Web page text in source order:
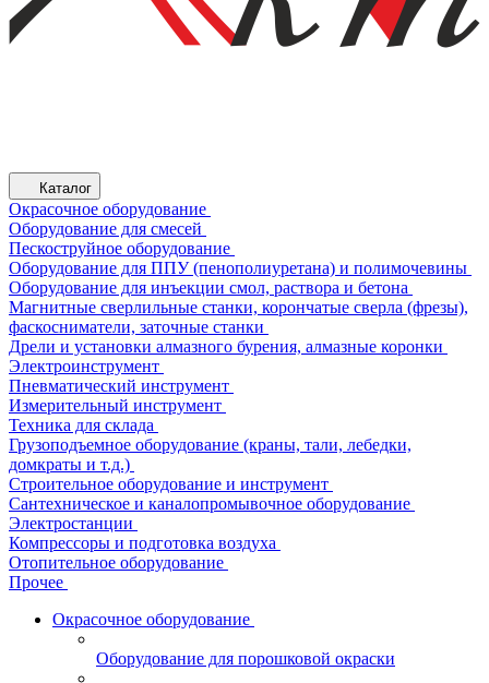
Каталог
Окрасочное оборудование
Оборудование для смесей
Пескоструйное оборудование
Оборудование для ППУ (пенополиуретана) и полимочевины
Оборудование для инъекции смол, раствора и бетона
Магнитные сверлильные станки, корончатые сверла (фрезы),
фаскосниматели, заточные станки
Дрели и установки алмазного бурения, алмазные коронки
Электроинструмент
Пневматический инструмент
Измерительный инструмент
Техника для склада
Грузоподъемное оборудование (краны, тали, лебедки,
домкраты и т.д.)
Строительное оборудование и инструмент
Сантехническое и каналопромывочное оборудование
Электростанции
Компрессоры и подготовка воздуха
Отопительное оборудование
Прочее
Окрасочное оборудование
Оборудование для порошковой окраски